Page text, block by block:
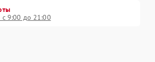
9:00 до 21:00